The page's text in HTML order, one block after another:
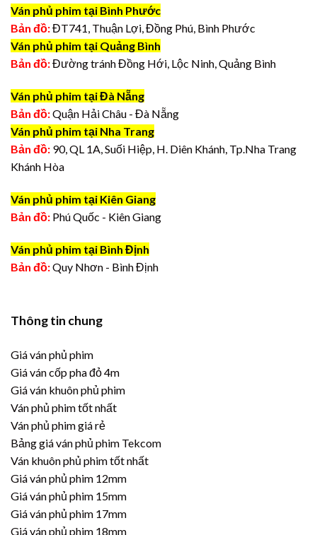
Ván phủ phim tại Bình Phước
Bản đồ:ĐT741, Thuận Lợi, Đồng Phú, Bình Phước
Ván phủ phim tại Quảng Bình
Bản đồ:Đường tránh Đồng Hới, Lộc Ninh, Quảng Bình
Ván phủ phim tại Đà Nẵng
Bản đồ:Quận Hải Châu - Đà Nẵng
Ván phủ phim tại Nha Trang
Bản đồ: 90, QL 1A, Suối Hiệp, H. Diên Khánh, Tp.Nha Trang
Khánh Hòa
Ván phủ phim tại Kiên Giang
Bản đồ: Phú Quốc - Kiên Giang
Ván phủ phim tại Bình Định
Bản đồ:Quy Nhơn - Bình Định
Thông tin chung
Giá ván phủ phim
Giá ván cốp pha đỏ 4m
Giá ván khuôn phủ phim
Ván phủ phim tốt nhất
Ván phủ phim giá rẻ
Bảng giá ván phủ phim Tekcom
Ván khuôn phủ phim tốt nhất
Giá ván phủ phim 12mm
Giá ván phủ phim 15mm
Giá ván phủ phim 17mm
Giá ván phủ phim 18mm